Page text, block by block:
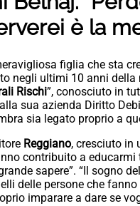
è la
figlia che sta
negli ultimi 10 anni della
Rischi”, conosciuto in
sua azienda Diritto
sia legato proprio a
Reggiano, cresciuto in
contribuito a educarmi
sapere”. “Il sogno
delle persone che
imparare a dare se